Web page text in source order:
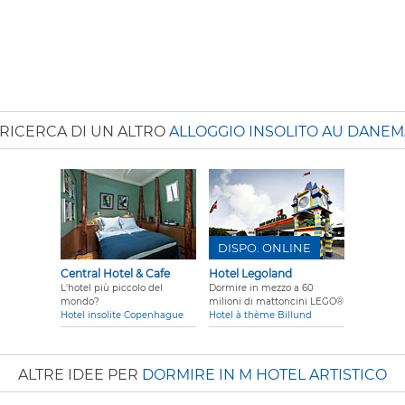
DI UN ALTRO ALLOGGIO INSOLITO AU
Central Hotel & Cafe
L'hotel più piccolo del
mondo?
Hotel insolite Copenhague
Hotel Legoland
Dormire in mezzo a 60
milioni di mattoncini LEGO®
Hotel à thème Billund
DISPO. ONLINE
ALTRE IDEE PER DORMIRE IN M HOTEL ARTISTICO